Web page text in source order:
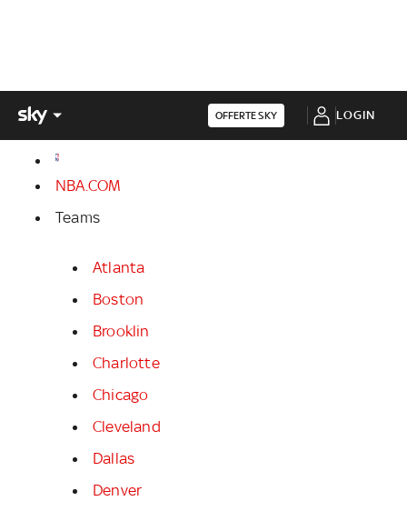
OFFERTE SKY LOGIN
NBA.COM
Teams
Atlanta
Boston
Brooklin
Charlotte
Chicago
Cleveland
Dallas
Denver